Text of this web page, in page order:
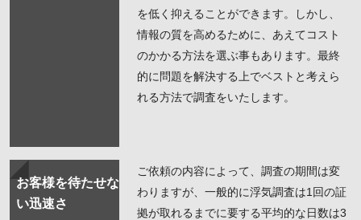
を低く抑えることができます。しかし、
情報の質を高めるために、あえてコスト
のかかる方法を選ぶ事もあります。最終
的に問題を解決する上でベストと考えら
れる方法で調査をいたします。
お客様を待たせな
い迅速さ
ご依頼の内容によって、調査の期間は変
わりますが、一般的に浮気調査は1回の証
拠が取れるまでに要する平均的な日数は3